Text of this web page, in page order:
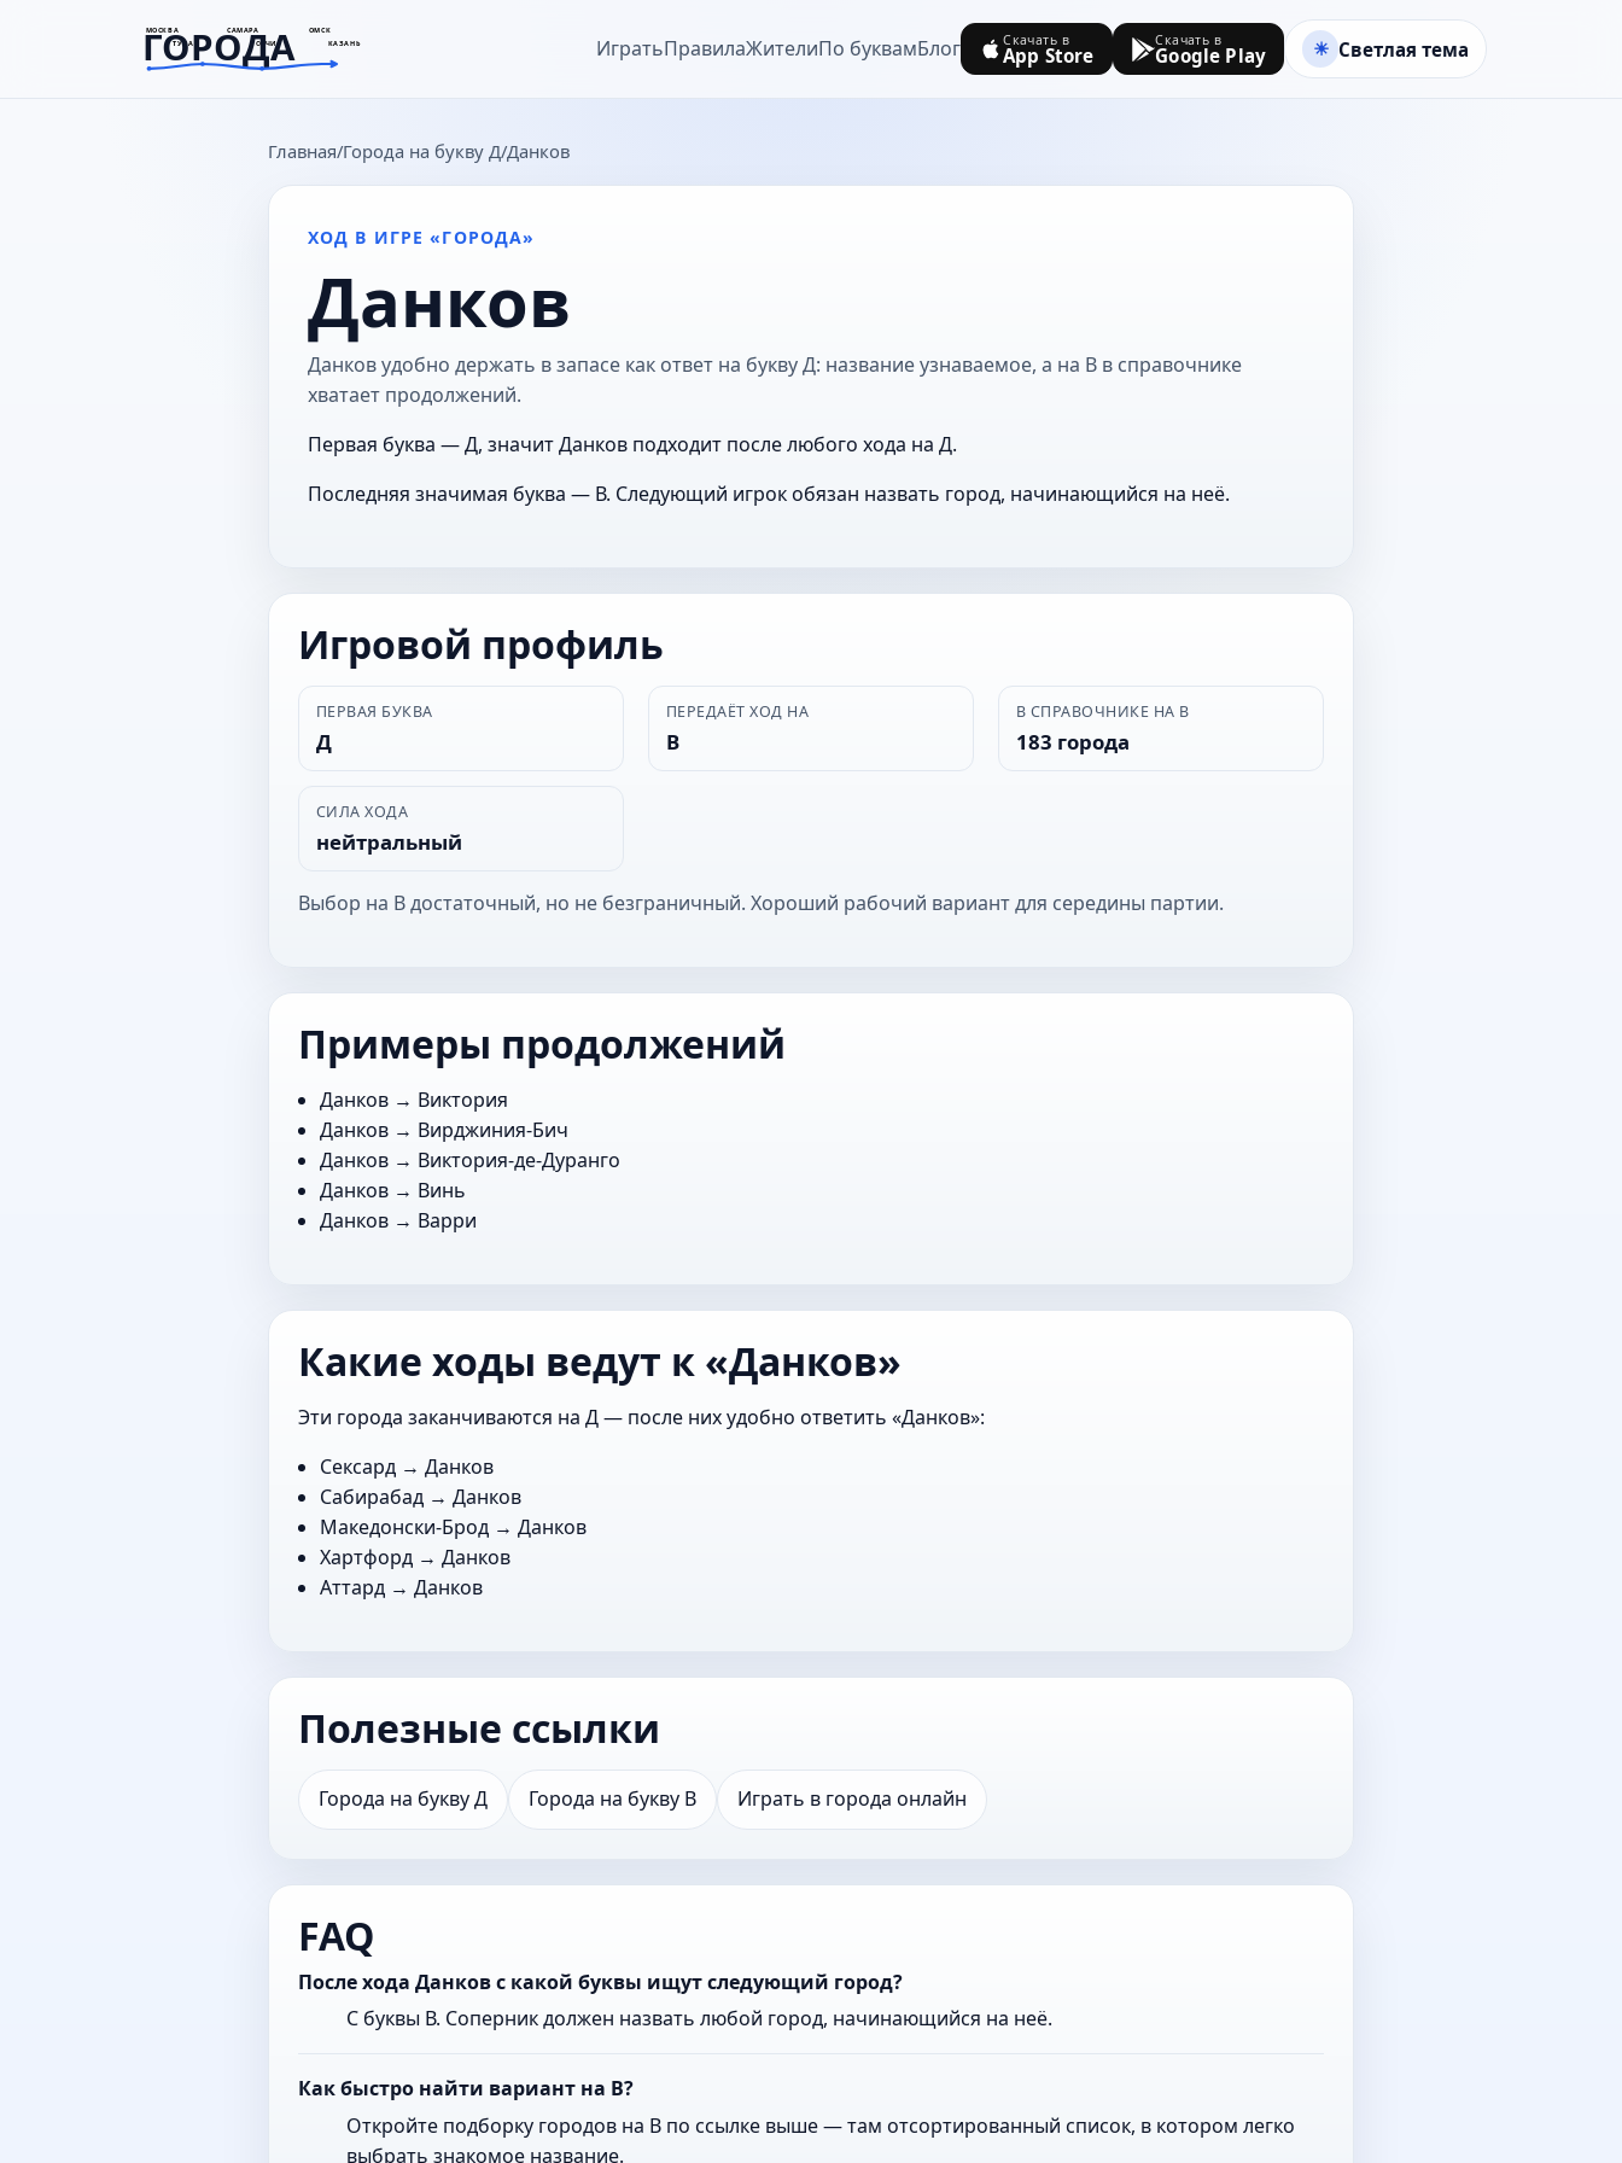
МОСКВА САМАРА ОМСК
ТУЛА СОЧИ КАЗАНЬ
ГОРОДА
goroda-na.ru ИгратьПравилаЖителиПо буквамБлог Скачать в
App Store
Скачать в
Google Play Светлая тема
Главная Города на букву Д Данков
ХОД В ИГРЕ «ГОРОДА»
Данков
Данков удобно держать в запасе как ответ на букву Д: название узнаваемое, а на В в справочнике
хватает продолжений.
Первая буква — Д, значит Данков подходит после любого хода на Д.
Последняя значимая буква — В. Следующий игрок обязан назвать город, начинающийся на неё.
Игровой профиль
ПЕРВАЯ БУКВА
Д
ПЕРЕДАЁТ ХОД НА
В
В СПРАВОЧНИКЕ НА В
183 города
СИЛА ХОДА
нейтральный
Выбор на В достаточный, но не безграничный. Хороший рабочий вариант для середины партии.
Примеры продолжений
Данков → Виктория
Данков → Вирджиния-Бич
Данков → Виктория-де-Дуранго
Данков → Винь
Данков → Варри
Какие ходы ведут к «Данков»
Эти города заканчиваются на Д — после них удобно ответить «Данков»:
Сексард → Данков
Сабирабад → Данков
Македонски-Брод → Данков
Хартфорд → Данков
Аттард → Данков
Полезные ссылки
Города на букву Д Города на букву В Играть в города онлайн
FAQ
После хода Данков с какой буквы ищут следующий город?
С буквы В. Соперник должен назвать любой город, начинающийся на неё.
Как быстро найти вариант на В?
Откройте подборку городов на В по ссылке выше — там отсортированный список, в котором легко
выбрать знакомое название.